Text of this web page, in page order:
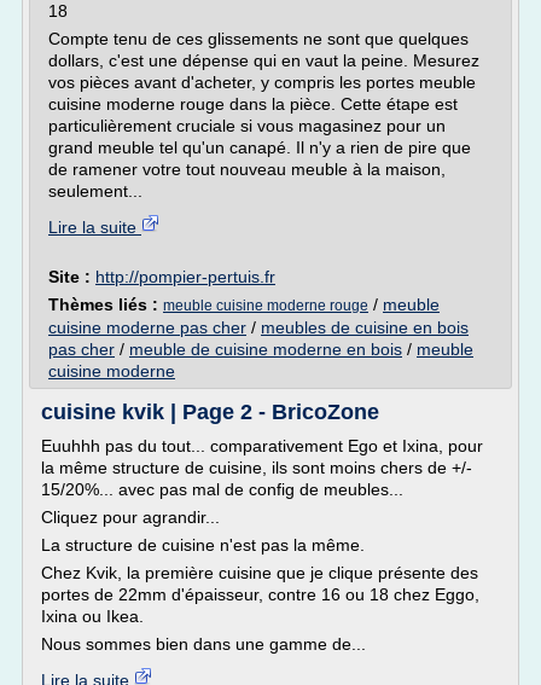
18
Compte tenu de ces glissements ne sont que quelques
dollars, c'est une dépense qui en vaut la peine. Mesurez
vos pièces avant d'acheter, y compris les portes meuble
cuisine moderne rouge dans la pièce. Cette étape est
particulièrement cruciale si vous magasinez pour un
grand meuble tel qu'un canapé. Il n'y a rien de pire que
de ramener votre tout nouveau meuble à la maison,
seulement...
Lire la suite
Site : http://pompier-pertuis.fr
Thèmes liés : meuble cuisine moderne rouge / meuble
cuisine moderne pas cher / meubles de cuisine en bois
pas cher / meuble de cuisine moderne en bois / meuble
cuisine moderne
cuisine kvik | Page 2 - BricoZone
Euuhhh pas du tout... comparativement Ego et Ixina, pour
la même structure de cuisine, ils sont moins chers de +/-
15/20%... avec pas mal de config de meubles...
Cliquez pour agrandir...
La structure de cuisine n'est pas la même.
Chez Kvik, la première cuisine que je clique présente des
portes de 22mm d'épaisseur, contre 16 ou 18 chez Eggo,
Ixina ou Ikea.
Nous sommes bien dans une gamme de...
Lire la suite